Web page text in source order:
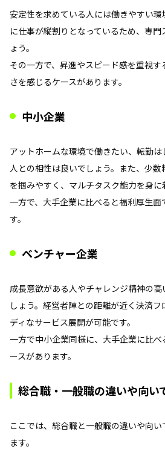
安定性を求めている人には働きやすい環
に仕事が縦割りとなっているため、専
ょう。
その一方で、昇進やスピード感を重視
さを感じるケースがあります。
中小企業
アットホームな環境で働きたい、転勤
人との相性は良いでしょう。また、少
を掴みやすく、マルチタスク能力を身に
一方で、大手企業に比べると福利厚生面
す。
ベンチャー企業
成長意欲がある人やチャレンジ精神の
しょう。経営者陣との距離が近く決済
ディなサービス展開が可能です。
一方で中小企業同様に、大手企業に比
ースがあります。
総合職・一般職の違いや向い
ここでは、総合職と一般職の違いや向
ます。